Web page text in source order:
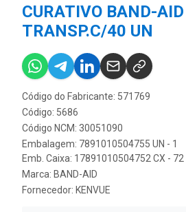
CURATIVO BAND-AID
TRANSP.C/40 UN
Código do Fabricante: 571769
Código: 5686
Código NCM: 30051090
Embalagem: 7891010504755 UN - 1
Emb. Caixa: 17891010504752 CX - 72
Marca: BAND-AID
Fornecedor: KENVUE